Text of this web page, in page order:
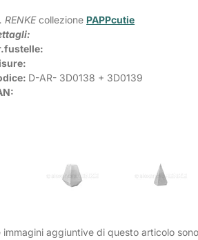
RENKEcollezione PAPPcutie
D-AR- 3D0138 + 3D0139
immagini aggiuntive di questo articolo